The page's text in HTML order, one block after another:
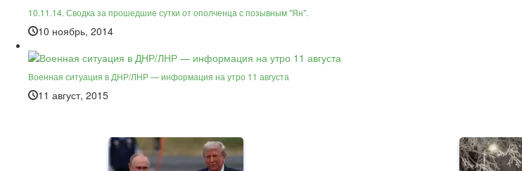
10.11.14. Сводка за прошедшие сутки от ополченца с позывным "Ян".
10 ноябрь, 2014
Военная ситуация в ДНР/ЛНР — информация на утро 11 августа
11 август, 2015